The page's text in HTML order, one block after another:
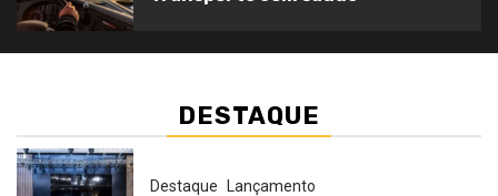
DESTAQUE
Destaque Lançamento